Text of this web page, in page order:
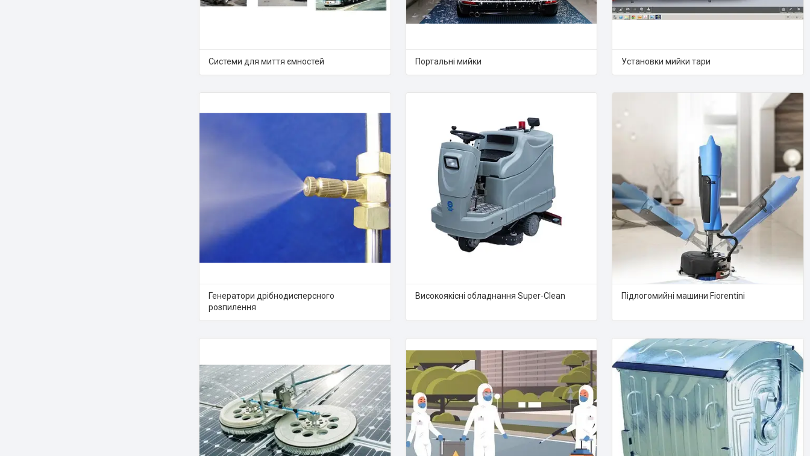
Системи для миття ємностей Портальні мийки Установки мийки тари
Генератори дрібнодисперсного
розпилення
Високоякісні обладнання Super-Clean Підлогомийні машини Fiorentini